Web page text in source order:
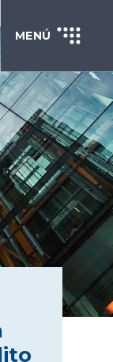
MENÚ